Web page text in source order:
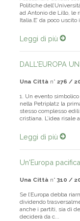
Politiche
ad Antonio de Lillo, le
Italia.E’ da poco uscito
Leggi di più
DALL'EUROPA
Una Città n° 276 /
1. Un evento
nella Petriplatz la
stesso complesso
cristiana. L’idea risale
Leggi di più
Un'Europa
Una Città n° 310 /
Se l’Europa debba
dividendo
anche i partiti, sia di
deciderà da c...